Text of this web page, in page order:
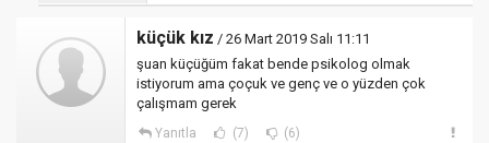
küçük kız / 26 Mart 2019 Salı 11:11
şuan küçüğüm fakat bende psikolog olmak
istiyorum ama çoçuk ve genç ve o yüzden çok
çalışmam gerek
Yanıtla (7) (6)